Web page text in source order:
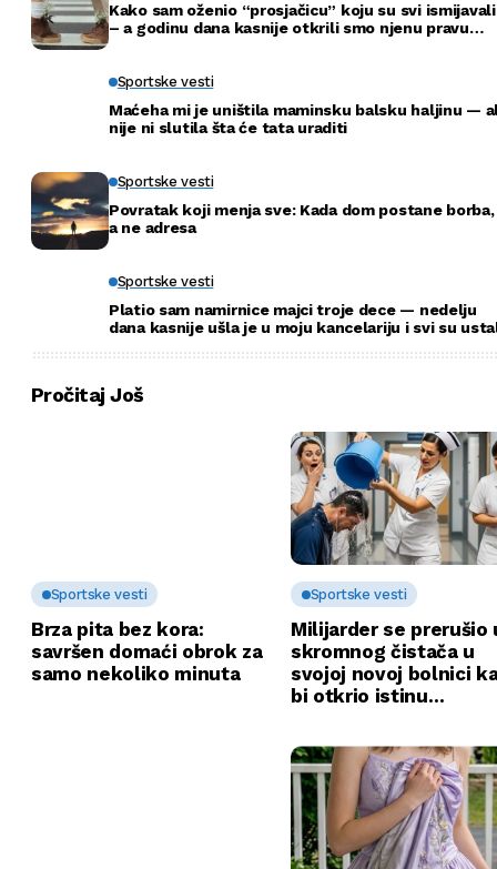
Kako sam oženio “prosjačicu” koju su svi ismijavali
– a godinu dana kasnije otkrili smo njenu pravu
Sportske vesti
Maćeha mi je uništila maminsku balsku haljinu —
nije ni slutila šta će tata uraditi
Sportske vesti
Povratak koji menja sve: Kada dom postane borba,
a ne adresa
Sportske vesti
Platio sam namirnice majci troje dece — nedelju
dana kasnije ušla je u moju kancelariju i svi su
Pročitaj Još
Sportske vesti
Brza pita bez kora:
savršen domaći obrok za
samo nekoliko minuta
Sportske vesti
Milijarder se prerušio
skromnog čistača u
svojoj novoj bolnici
bi otkrio istinu…